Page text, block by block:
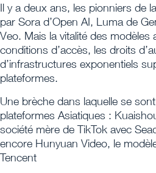
Il y a deux ans, les pionniers de
par Sora d’Open AI, Luma de
Veo. Mais la vitalité des modèles
conditions d’accès, les droits
d’infrastructures exponentiels
plateformes.
Une brèche dans laquelle se
plateformes Asiatiques :
société mère de TikTok avec
encore Hunyuan Video, le
Tencent